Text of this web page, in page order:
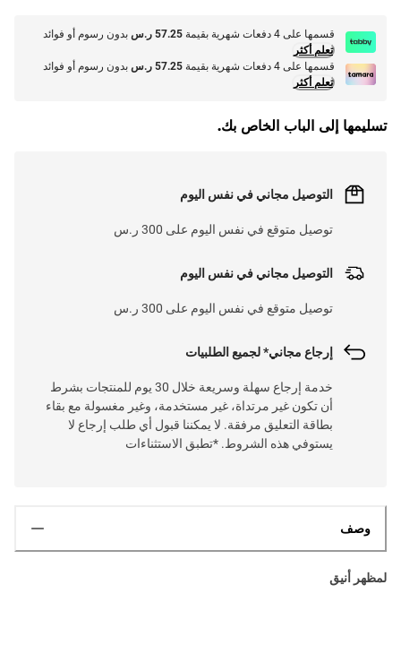
قسمها على 4 دفعات شهرية بقيمة 57.25 ر.س
بدون رسوم أو فوائد
تعلم أكثر
قسمها على 4 دفعات شهرية بقيمة
57.25 ر.س
بدون رسوم أو فوائد
تعلم أكثر
تسليمها إلى الباب الخاص بك.
التوصيل مجاني في نفس اليوم
توصيل متوقع في نفس اليوم على 300 ر.س
التوصيل مجاني في نفس اليوم
توصيل متوقع في نفس اليوم على 300 ر.س
إرجاع مجاني* لجميع الطلبيات
خدمة إرجاع سهلة وسريعة خلال 30 يوم للمنتجات بشرط
أن تكون غير مرتداة، غير مستخدمة، وغير مغسولة مع بقاء
بطاقة التعليق مرفقة. لا يمكننا قبول أي طلب إرجاع لا
يستوفي هذه الشروط. *تطبق الاستثناءات
وصف
لمظهر أنيق